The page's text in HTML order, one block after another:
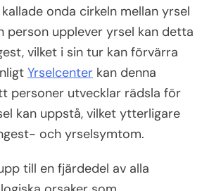
onda cirkeln mellan yrsel
person upplever yrsel kan detta
vilket i sin tur kan förvärra
Yrselcenter kan denna
personer utvecklar rädsla för
kan uppstå, vilket ytterligare
och yrselsymtom.
till en fjärdedel av alla